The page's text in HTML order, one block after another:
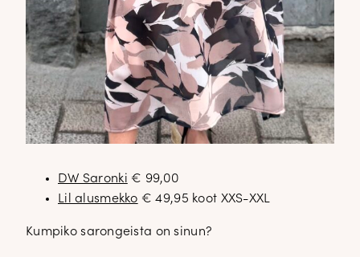
DW Saronki € 99,00
Lil alusmekko € 49,95 koot XXS-XXL
Kumpiko sarongeista on sinun?